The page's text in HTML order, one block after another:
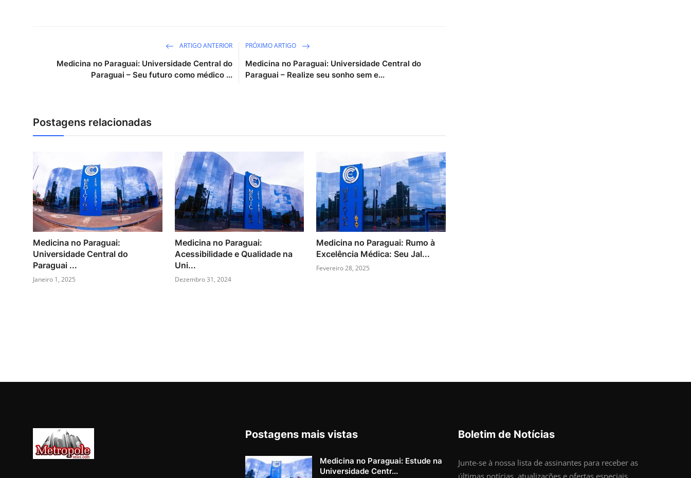
ARTIGO ANTERIOR
Medicina no Paraguai: Universidade Central do
Paraguai – Seu futuro como médico ...
PRÓXIMO ARTIGO
Medicina no Paraguai: Universidade Central do
Paraguai – Realize seu sonho sem e...
Postagens relacionadas
Medicina no Paraguai:
Universidade Central do
Paraguai ...
Janeiro 1, 2025
Medicina no Paraguai:
Acessibilidade e Qualidade na
Uni...
Dezembro 31, 2024
Medicina no Paraguai: Rumo à
Excelência Médica: Seu Jal...
Fevereiro 28, 2025
Postagens mais vistas
Medicina no Paraguai: Estude na
Universidade Centr...
Boletim de Notícias
Junte-se à nossa lista de assinantes para receber as
últimas notícias, atualizações e ofertas especiais